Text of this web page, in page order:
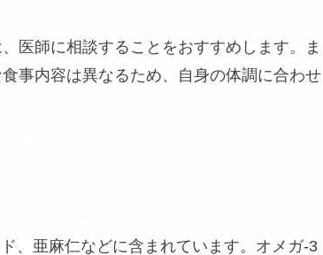
医師に相談することをおすすめします。ま
事内容は異なるため、自身の体調に合わせ
、亜麻仁などに含まれています。オメガ-3